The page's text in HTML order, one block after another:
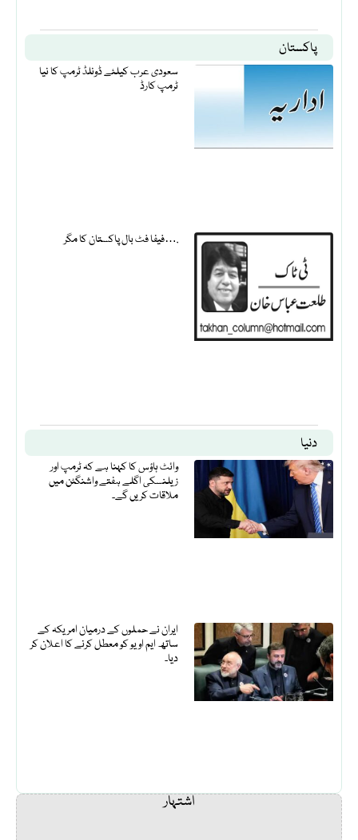
پاکستان
سعودی عرب کیلئے ڈونلڈ ٹرمپ کا نیا
ٹرمپ کارڈ
فیفا فٹ بال پاکستان کا مگر….
دنیا
وائٹ ہاؤس کا کہنا ہے کہ ٹرمپ اور
زیلنسکی اگلے ہفتے واشنگٹن میں
ملاقات کریں گے۔
ایران نے حملوں کے درمیان امریکہ کے
ساتھ ایم او یو کو معطل کرنے کا اعلان کر
دیا۔
اشتہار